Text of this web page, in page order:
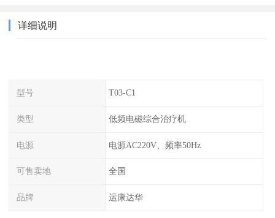
详细说明
型号 T03-C1
类型 低频电磁综合治疗机
电源 电源AC220V、频率50Hz
可售卖地 全国
品牌 运康达华